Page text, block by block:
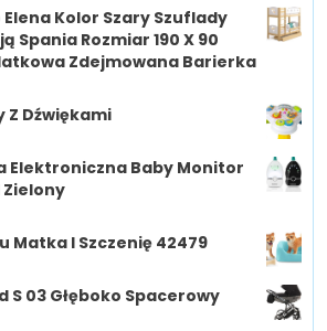
Kolor Szary Szuflady
Spania Rozmiar 190 X 90
Zdejmowana Barierka
Z Dźwiękami
Elektroniczna Baby Monitor
Zielony
Matka I Szczenię 42479
03 Głęboko Spacerowy